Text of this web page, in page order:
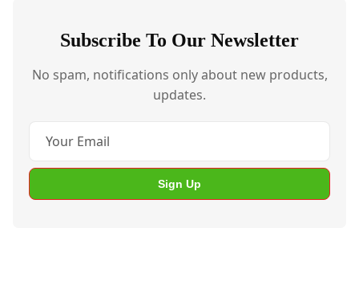
Subscribe To Our Newsletter
No spam, notifications only about new products,
updates.
Sign Up